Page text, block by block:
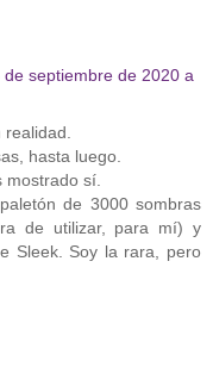
de septiembre de 2020 a
hasta luego.
sí.
de 3000 sombras
de utilizar, para mí) y
Sleek. Soy la rara, pero